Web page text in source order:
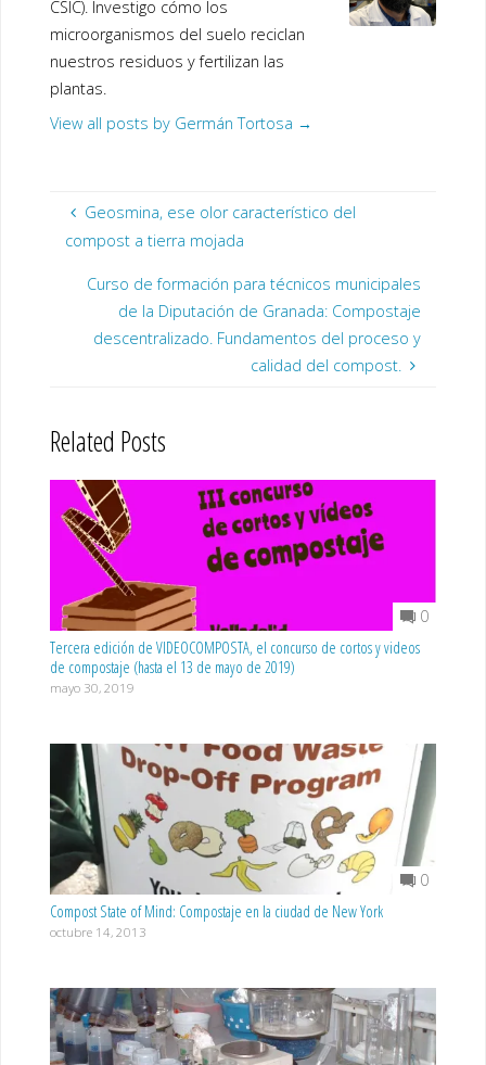
CSIC). Investigo cómo los
microorganismos del suelo reciclan
nuestros residuos y fertilizan las
plantas.
View all posts by Germán Tortosa →
Geosmina, ese olor característico del
compost a tierra mojada
Curso de formación para técnicos municipales
de la Diputación de Granada: Compostaje
descentralizado. Fundamentos del proceso y
calidad del compost.
Related Posts
0
Tercera edición de VIDEOCOMPOSTA, el concurso de cortos y videos
de compostaje (hasta el 13 de mayo de 2019)
mayo 30, 2019
0
Compost State of Mind: Compostaje en la ciudad de New York
octubre 14, 2013